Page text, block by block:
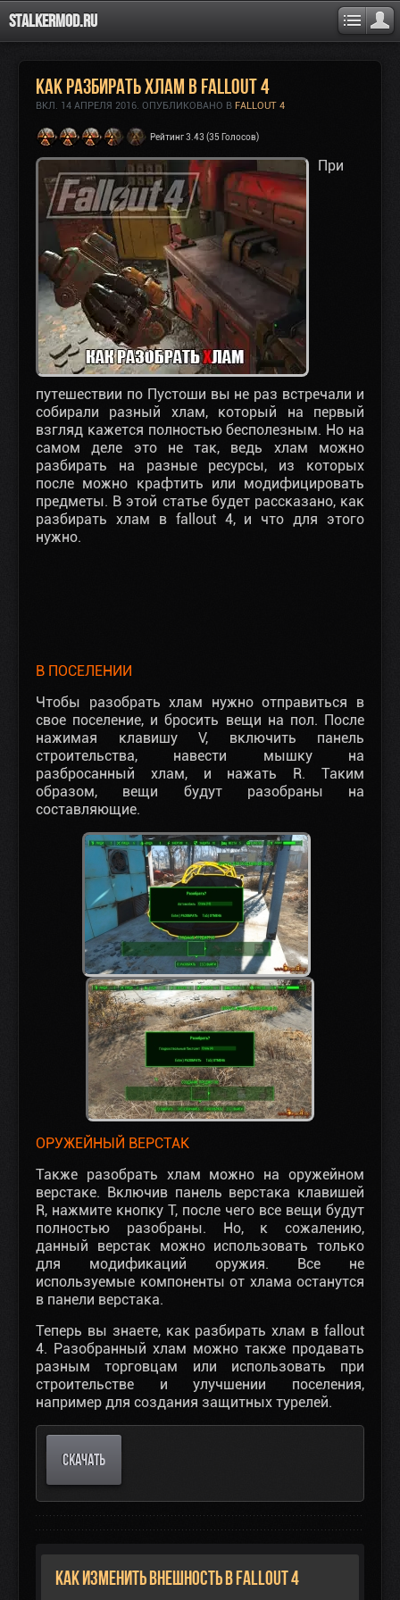
Stalkermod.ru
Как разбирать хлам в Fallout 4
ВКЛ. 14 АПРЕЛЯ 2016. ОПУБЛИКОВАНО В FALLOUT 4
Рейтинг 3.43 (35 Голосов)
При
путешествии по Пустоши вы не раз встречали и
собирали разный хлам, который на первый
взгляд кажется полностью бесполезным. Но на
самом деле это не так, ведь хлам можно
разбирать на разные ресурсы, из которых
после можно крафтить или модифицировать
предметы. В этой статье будет рассказано, как
разбирать хлам в fallout 4, и что для этого
нужно.
В ПОСЕЛЕНИИ
Чтобы разобрать хлам нужно отправиться в
свое поселение, и бросить вещи на пол. После
нажимая клавишу V, включить панель
строительства, навести мышку на
разбросанный хлам, и нажать R. Таким
образом, вещи будут разобраны на
составляющие.
ОРУЖЕЙНЫЙ ВЕРСТАК
Также разобрать хлам можно на оружейном
верстаке. Включив панель верстака клавишей
R, нажмите кнопку T, после чего все вещи будут
полностью разобраны. Но, к сожалению,
данный верстак можно использовать только
для модификаций оружия. Все не
используемые компоненты от хлама останутся
в панели верстака.
Теперь вы знаете, как разбирать хлам в fallout
4. Разобранный хлам можно также продавать
разным торговцам или использовать при
строительстве и улучшении поселения,
например для создания защитных турелей.
СКАЧАТЬ
Как изменить внешность в Fallout 4